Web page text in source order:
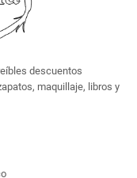
descuentos
maquillaje, libros y